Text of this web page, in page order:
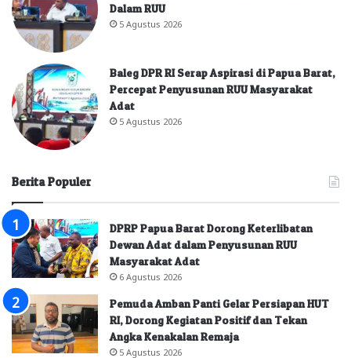
Dalam RUU
5 Agustus 2026
Baleg DPR RI Serap Aspirasi di Papua Barat,
Percepat Penyusunan RUU Masyarakat
Adat
5 Agustus 2026
Berita Populer
DPRP Papua Barat Dorong Keterlibatan
Dewan Adat dalam Penyusunan RUU
Masyarakat Adat
6 Agustus 2026
Pemuda Amban Panti Gelar Persiapan HUT
RI, Dorong Kegiatan Positif dan Tekan
Angka Kenakalan Remaja
5 Agustus 2026